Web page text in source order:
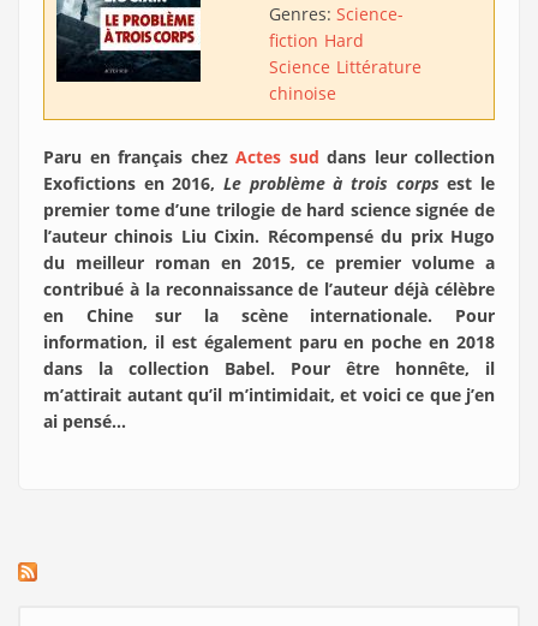
Genres: Science-
fiction Hard
Science Littérature
chinoise
Paru en français chez Actes sud dans leur collection
Exofictions en 2016, Le problème à trois corps est le
premier tome d’une trilogie de hard science signée de
l’auteur chinois Liu Cixin. Récompensé du prix Hugo
du meilleur roman en 2015, ce premier volume a
contribué à la reconnaissance de l’auteur déjà célèbre
en Chine sur la scène internationale. Pour
information, il est également paru en poche en 2018
dans la collection Babel. Pour être honnête, il
m’attirait autant qu’il m’intimidait, et voici ce que j’en
ai pensé…